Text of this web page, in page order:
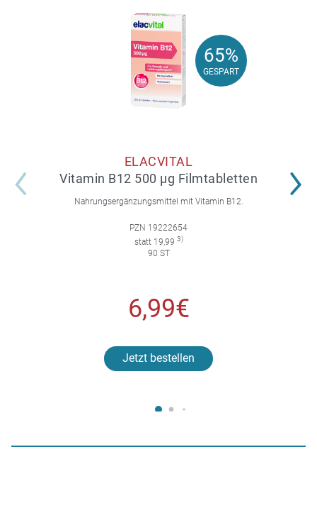
65%
GESPART
65%
GESPART
ELACVITAL
Vitamin B12 500 µg Filmtabletten
Nahrungsergänzungsmittel mit Vitamin B12.
PZN 19222654
statt 19,99 3)
90 ST
6,99€
Jetzt bestellen